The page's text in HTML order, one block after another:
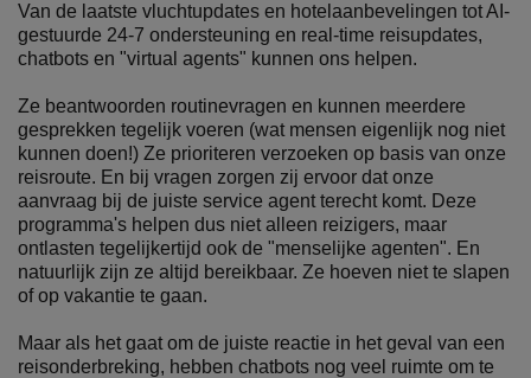
Van de laatste vluchtupdates en hotelaanbevelingen tot AI-
gestuurde 24-7 ondersteuning en real-time reisupdates,
chatbots en "virtual agents" kunnen ons helpen.
Ze beantwoorden routinevragen en kunnen meerdere
gesprekken tegelijk voeren (wat mensen eigenlijk nog niet
kunnen doen!) Ze prioriteren verzoeken op basis van onze
reisroute. En bij vragen zorgen zij ervoor dat onze
aanvraag bij de juiste service agent terecht komt. Deze
programma's helpen dus niet alleen reizigers, maar
ontlasten tegelijkertijd ook de "menselijke agenten". En
natuurlijk zijn ze altijd bereikbaar. Ze hoeven niet te slapen
of op vakantie te gaan.
Maar als het gaat om de juiste reactie in het geval van een
reisonderbreking, hebben chatbots nog veel ruimte om te